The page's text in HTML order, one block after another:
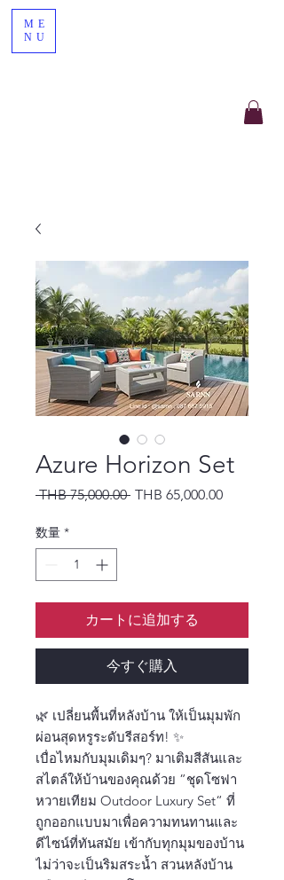
ME
NU
Azure Horizon Set
THB 75,000.00 通常価格
THB 65,000.00セール価格
数量 *
カートに追加する
今すぐ購入
🌿 เปลี่ยนพื้นที่หลังบ้าน ให้เป็นมุมพัก
ผ่อนสุดหรูระดับรีสอร์ท! ✨
เบื่อไหมกับมุมเดิมๆ? มาเติมสีสันและ
สไตล์ให้บ้านของคุณด้วย ”ชุดโซฟา
หวายเทียม Outdoor Luxury Set“ ที่
ถูกออกแบบมาเพื่อความทนทานและ
ดีไซน์ที่ทันสมัย เข้ากับทุกมุมของบ้าน
ไม่ว่าจะเป็นริมสระน้ำ สวนหลังบ้าน